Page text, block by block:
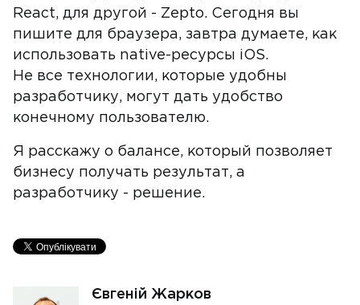
React, для другой - Zepto. Сегодня вы
пишите для браузера, завтра думаете, как
использовать native-ресурсы iOS.
Не все технологии, которые удобны
разработчику, могут дать удобство
конечному пользователю.
Я расскажу о балансе, который позволяет
бизнесу получать результат, а
разработчику - решение.
Євгеній Жарков